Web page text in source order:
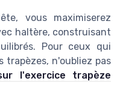
vous maximiserez
haltère, construisant
Pour ceux qui
trapèzes, n'oubliez pas
l'exercice trapèze